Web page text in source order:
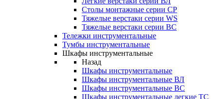
Столы монтажные серии СР
Тяжелые верстаки серии WS
Тяжелые верстаки серии ВС
Тележки инструментальные
Тумбы инструментальные
Шкафы инструментальные
Назад
Шкафы инструментальные
Шкафы инструментальные ВЛ
Шкафы инструментальные ВС
Шкафы инструментальные легкие ТС